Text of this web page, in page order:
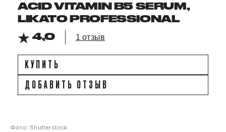
ACID VITAMIN B5 SERUM,
LIKATO PROFESSIONAL
4,0
1 отзыв
КУПИТЬ
ДОБАВИТЬ ОТЗЫВ
Фото: Shutterstock.